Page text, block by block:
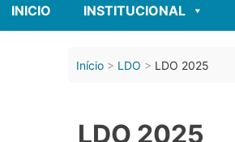
INICIO INSTITUCIONAL
Início LDO LDO 2025
LDO 2025